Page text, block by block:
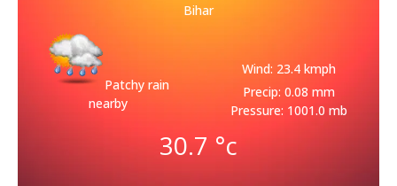
Bihar
Patchy rain
nearby
Wind: 23.4 kmph
Precip: 0.08 mm
Pressure: 1001.0 mb
30.7 °c